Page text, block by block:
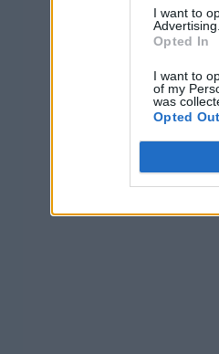
I want to
Advertising.
Opted In
I want to
of my
was
Opted Out